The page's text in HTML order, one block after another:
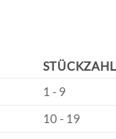
STÜCKZAHL
1 - 9
10 - 19